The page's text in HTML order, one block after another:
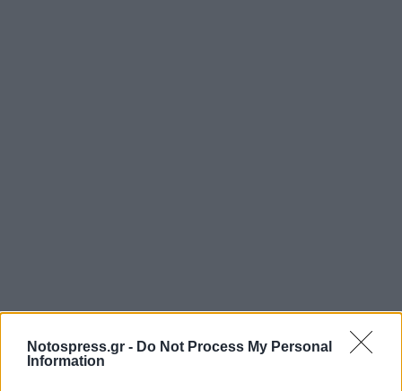
Notospress.gr - Do Not Process My Personal
Information